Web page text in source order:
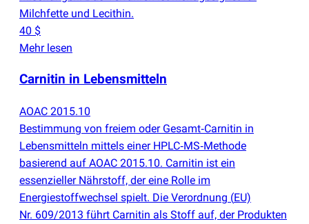
Milchfette und Lecithin.
40 $
Mehr lesen
Carnitin in Lebensmitteln
AOAC 2015.10
Bestimmung von freiem oder Gesamt‑Carnitin in
Lebensmitteln mittels einer HPLC‑MS‑Methode
basierend auf AOAC 2015.10. Carnitin ist ein
essenzieller Nährstoff, der eine Rolle im
Energiestoffwechsel spielt. Die Verordnung (EU)
Nr. 609/2013 führt Carnitin als Stoff auf, der Produkten